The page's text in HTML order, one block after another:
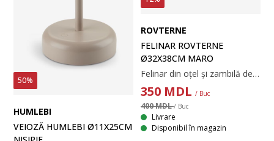
50%
HUMLEBI
VEIOZĂ HUMLEBI Ø11X25CM
ROVTERNE
FELINAR ROVTERNE
Ø32X38CM MARO
Felinar din oțel și zambilă de apă împletită într-o nuanță caldă de maro, cu un recipient din sticlă în interior. Ø32x38 cm
350 MDL / Buc
400 MDL/ Buc
Livrare
Disponibil în magazin